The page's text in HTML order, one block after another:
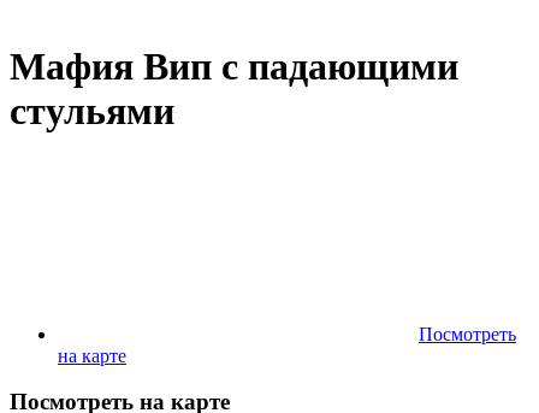
Мафия Вип с падающими
стульями
Посмотреть
на карте
Посмотреть на карте